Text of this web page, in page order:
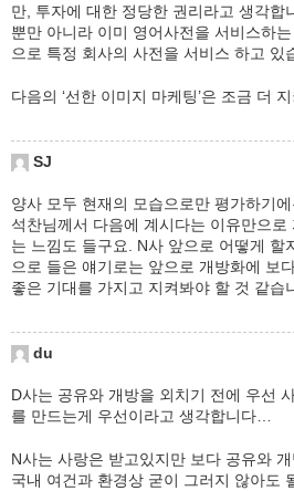
만, 투자에 대한 정당한 권리라고 생각합
뿐만 아니라 이미 영어사전을 서비스하
으로 특정 회사의 사전을 서비스 하고 있
다음의 ‘선한 이미지 마케팅’은 조금 더
SJ
양사 모두 현재의 모습으로만 평가하기
석찬님께서 다음에 계시다는 이유만으
는 느낌도 들구요. N사 앞으로 어떻게 할
으로 들은 얘기로는 앞으로 개방화에 보
좋은 기대를 가지고 지켜봐야 할 것 같습
du
D사는 공유와 개방을 외치기 전에 우선
를 만드는게 우선이라고 생각합니다…
N사는 사랑은 받고있지만 보다 공유와
국내 여건과 환경상 굳이 그러지 않아도